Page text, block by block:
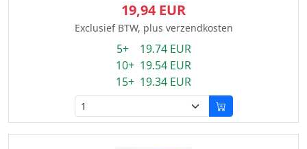
19,94 EUR
Exclusief BTW, plus verzendkosten
5+ 19.74 EUR
10+ 19.54 EUR
15+ 19.34 EUR